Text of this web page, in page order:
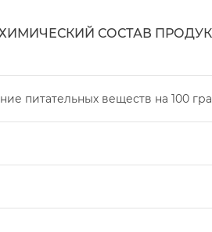
СОСТАВ
питательных веществ на 100